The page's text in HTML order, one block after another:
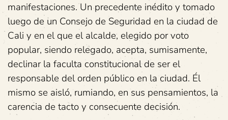
manifestaciones. Un precedente inédito y tomado
luego de un Consejo de Seguridad en la ciudad de
Cali y en el que el alcalde, elegido por voto
popular, siendo relegado, acepta, sumisamente,
declinar la faculta constitucional de ser el
responsable del orden público en la ciudad. Él
mismo se aisló, rumiando, en sus pensamientos, la
carencia de tacto y consecuente decisión.